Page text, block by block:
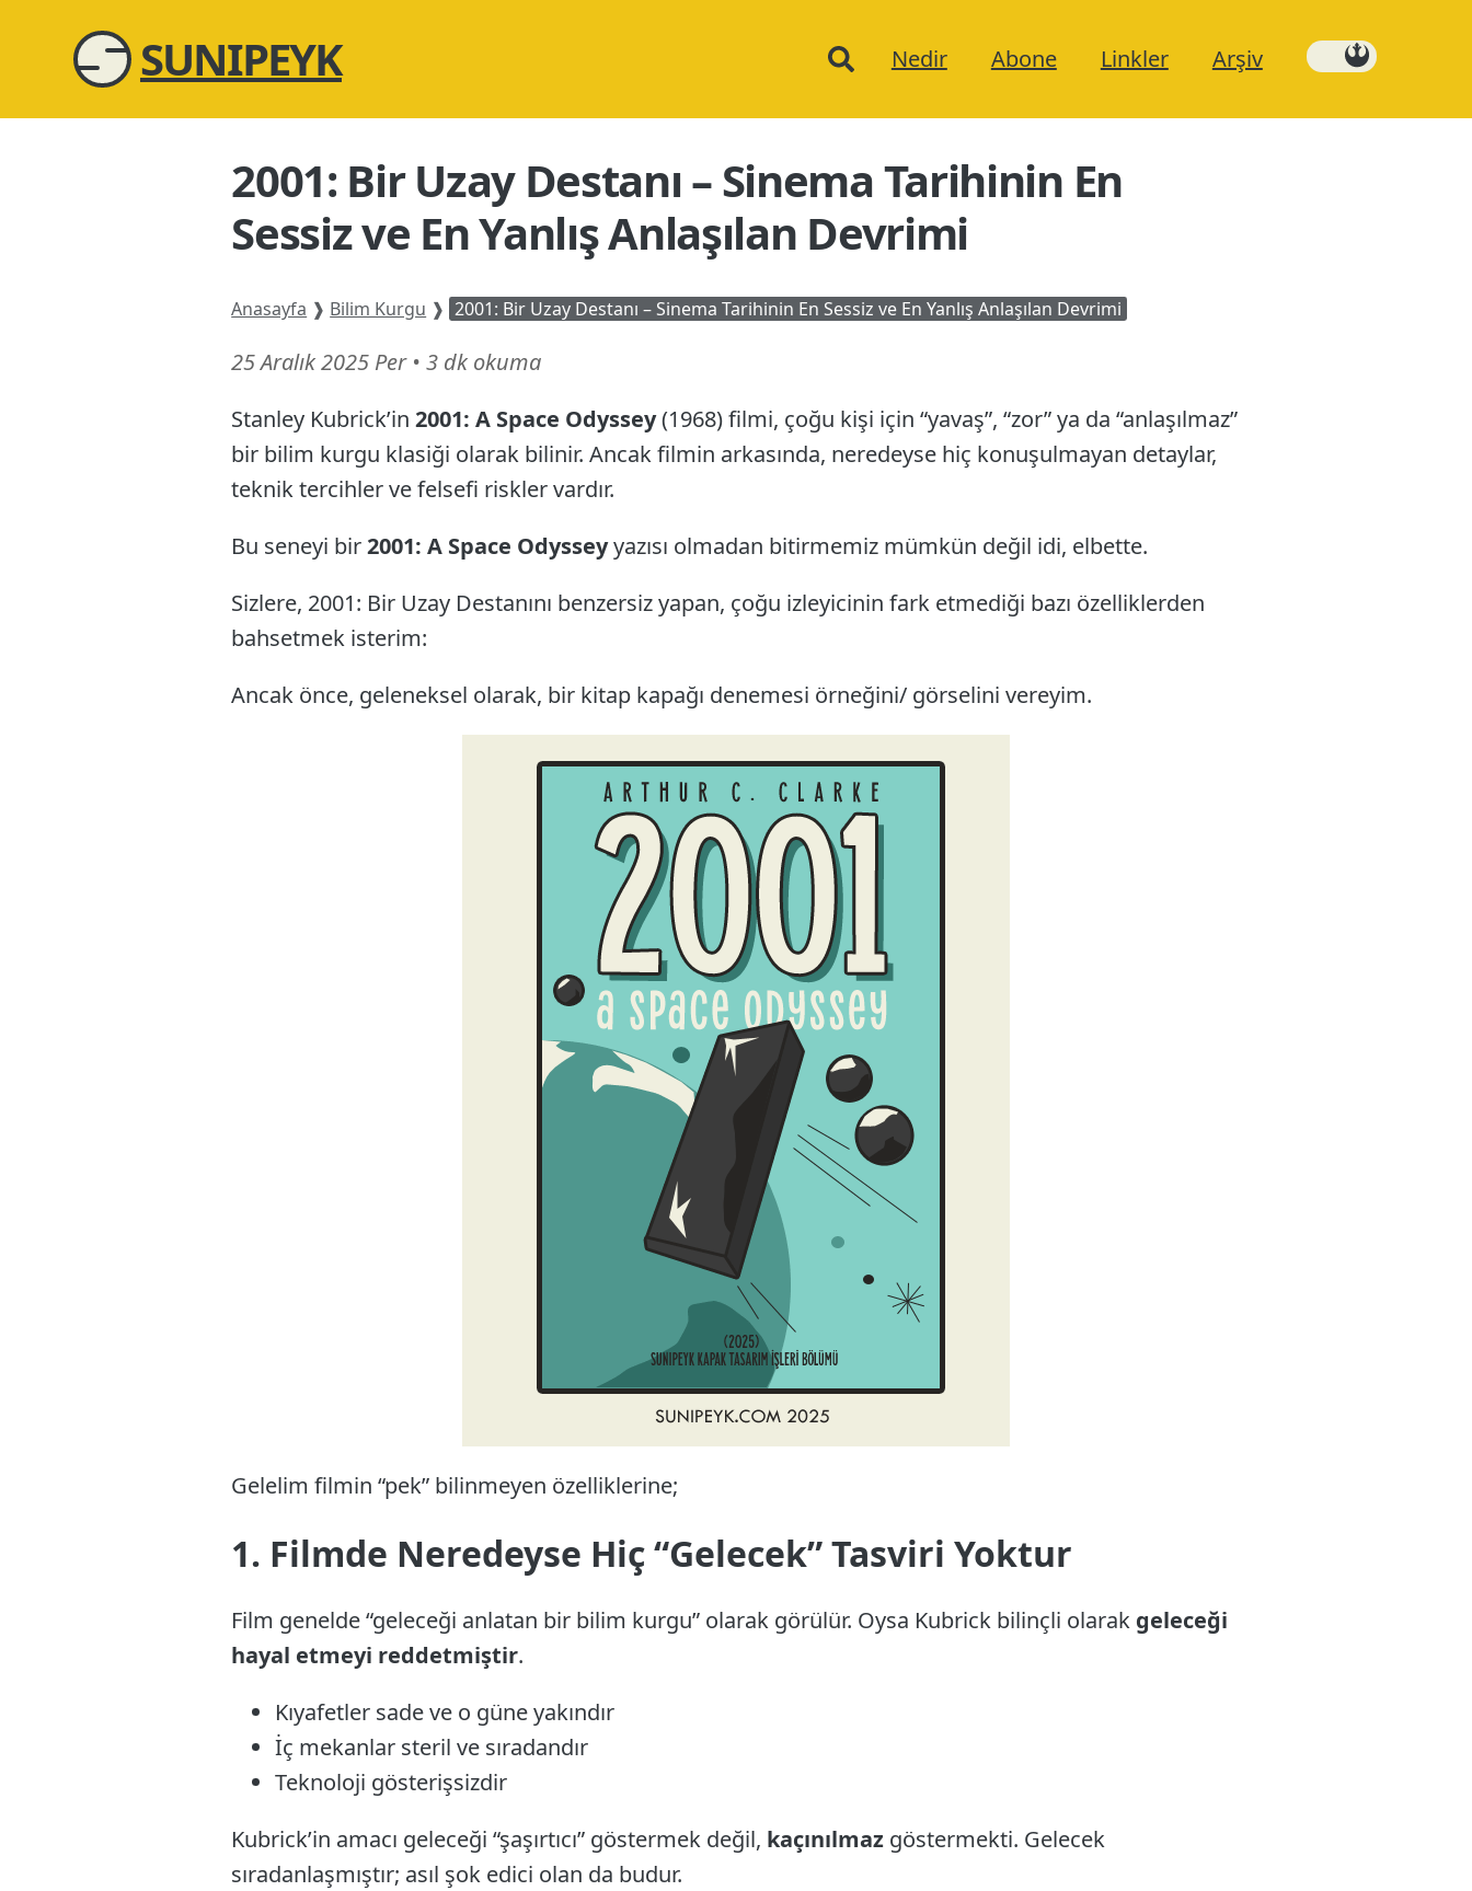
SUNIPEYK
Ana
Nedir Abone Linkler Arşiv
2001: Bir Uzay Destanı – Sinema Tarihinin En
Sessiz ve En Yanlış Anlaşılan Devrimi
Anasayfa ❱ Bilim Kurgu ❱ 2001: Bir Uzay Destanı – Sinema Tarihinin En Sessiz ve En Yanlış Anlaşılan Devrimi
25 Aralık 2025 Per 20
26
• 3 dk okuma
Stanley Kubrick’in2001: A Space Odyssey(1968) filmi, çoğu kişi için “yavaş”, “zor” ya da “anlaşılmaz”
bir bilim kurgu klasiği olarak bilinir. Ancak filmin arkasında, neredeyse hiç konuşulmayan detaylar,
teknik tercihler ve felsefi riskler vardır.
Bu seneyi bir2001: A Space Odysseyyazısı olmadan bitirmemiz mümkün değil idi, elbette.
Sizlere, 2001: Bir Uzay Destanını benzersiz yapan, çoğu izleyicinin fark etmediği bazı özelliklerden
bahsetmek isterim:
Ancak önce, geleneksel olarak, bir kitap kapağı denemesi örneğini/ görselini vereyim.
Gelelim filmin “pek” bilinmeyen özelliklerine;
1. Filmde Neredeyse Hiç “Gelecek” Tasviri Yoktur
Film genelde “geleceği anlatan bir bilim kurgu” olarak görülür. Oysa Kubrick bilinçli olarak geleceği
hayal etmeyi reddetmiştir.
Kıyafetler sade ve o güne yakındır
İç mekanlar steril ve sıradandır
Teknoloji gösterişsizdir
Kubrick’in amacı geleceği “şaşırtıcı” göstermek değil, kaçınılmaz göstermekti. Gelecek
sıradanlaşmıştır; asıl şok edici olan da budur.